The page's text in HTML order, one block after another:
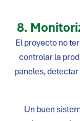
8.
El proyecto no
controlar la
paneles,
Un buen